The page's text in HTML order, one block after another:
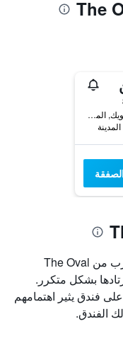
187 Ayr Road, برستويك, المملكة المتحدة
استخدم الخريطة للعثور على فنادق بالقرب من The Oval
بشكل متكرر.
فندق يثير اهتمامهم
الفندق.